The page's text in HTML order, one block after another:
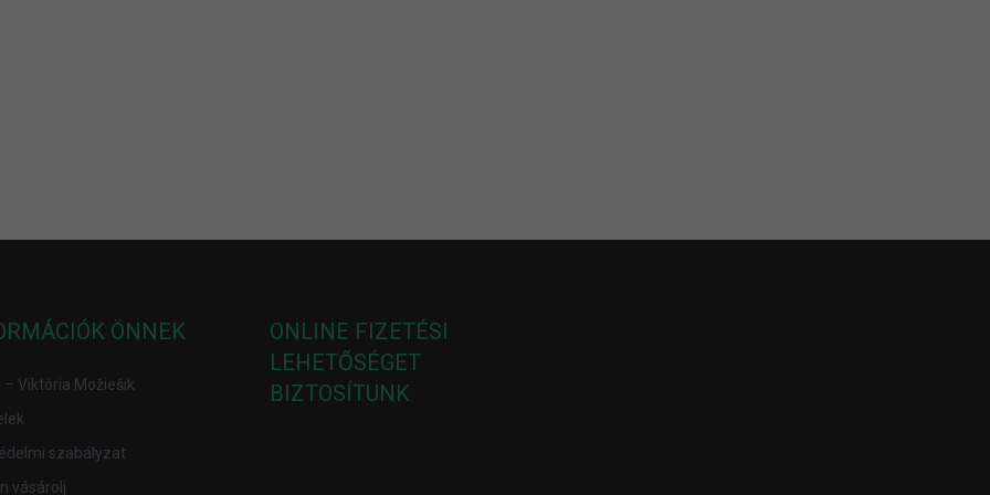
ÖNNEK
– Viktória Možiešik
szabályzat
vásárolj
ONLINE FIZETÉSI
LEHETŐSÉGET
BIZTOSÍTUNK